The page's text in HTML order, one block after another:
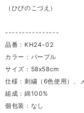
（ひびのこづえ）
----------------
品番：KH24-02
カラー：パープル
サイズ：58x58cm
仕様：刺繍（6色使用）、
組成：綿100%
個包装：なし